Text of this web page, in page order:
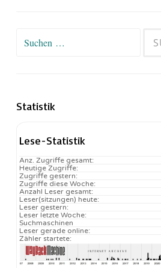
Suchen
Statistik
Lese-Statistik
Anz. Zugriffe gesamt:
Heutige Zugriffe:
Zugriffe gestern:
Zugriffe diese Woche:
Anzahl Leser gesamt:
Leser(sitzungen) heute:
Leser gestern:
Leser letzte Woche:
Suchmaschinen
Leser gerade online:
Zähler startete: